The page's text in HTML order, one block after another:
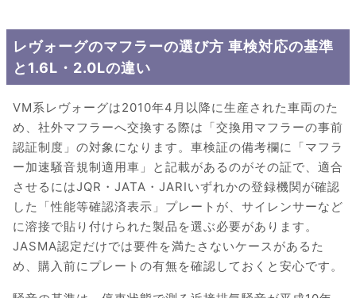
レヴォーグのマフラーの選び方 車検対応の基準
と1.6L・2.0Lの違い
VM系レヴォーグは2010年4月以降に生産された車両のた
め、社外マフラーへ交換する際は「交換用マフラーの事前
認証制度」の対象になります。車検証の備考欄に「マフラ
ー加速騒音規制適用車」と記載があるのがその証で、適合
させるにはJQR・JATA・JARIいずれかの登録機関が確認
した「性能等確認済表示」プレートが、サイレンサーなど
に溶接で貼り付けられた製品を選ぶ必要があります。
JASMA認定だけでは要件を満たさないケースがあるた
め、購入前にプレートの有無を確認しておくと安心です。